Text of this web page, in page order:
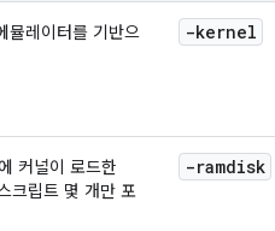
뮬레이터를 기반으
-kernel
커널이 로드한
크립트 몇 개만 포
-ramdisk